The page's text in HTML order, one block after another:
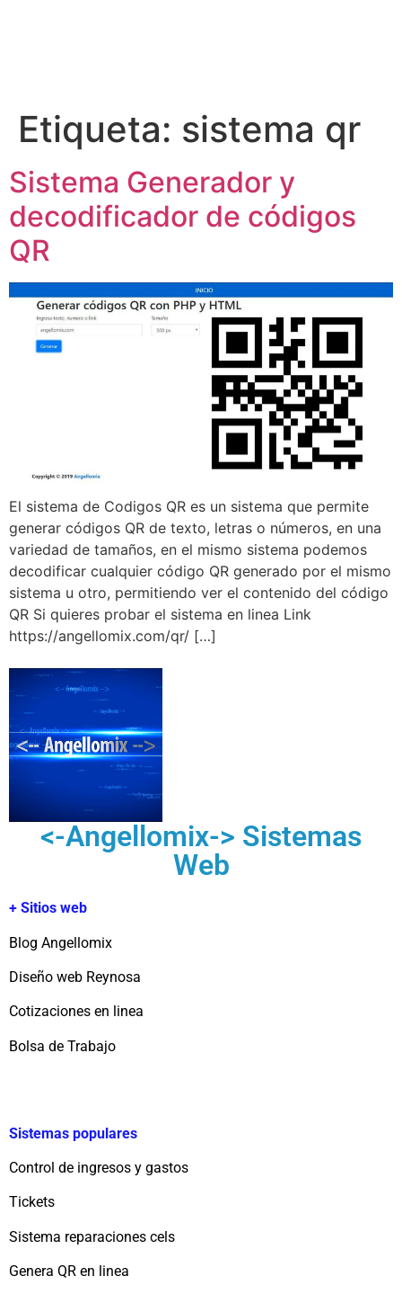
Etiqueta: sistema qr
Sistema Generador y
decodificador de códigos
QR
El sistema de Codigos QR es un sistema que permite
generar códigos QR de texto, letras o números, en una
variedad de tamaños, en el mismo sistema podemos
decodificar cualquier código QR generado por el mismo
sistema u otro, permitiendo ver el contenido del código
QR Si quieres probar el sistema en linea Link
https://angellomix.com/qr/ […]
<-Angellomix-> Sistemas
Web
+ Sitios web
Blog Angellomix
Diseño web Reynosa
Cotizaciones en linea
Bolsa de Trabajo
Sistemas populares
Control de ingresos y gastos
Tickets
Sistema reparaciones cels
Genera QR en linea